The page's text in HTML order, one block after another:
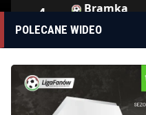
4 Bramka
00:24:25
5
Bramka
POLECANE WIDEO